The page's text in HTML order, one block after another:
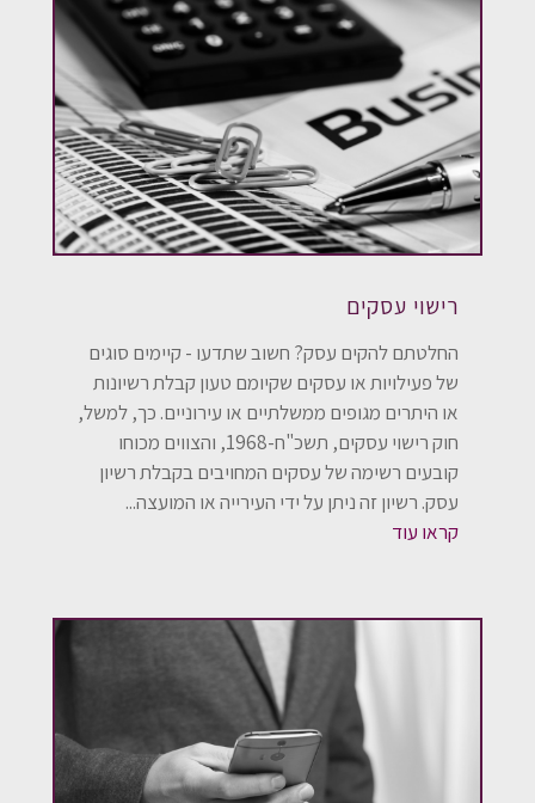
רישוי עסקים
החלטתם להקים עסק? חשוב שתדעו - קיימים סוגים
של פעילויות או עסקים שקיומם טעון קבלת רשיונות
או היתרים מגופים ממשלתיים או עירוניים. כך, למשל,
חוק רישוי עסקים, תשכ"ח-1968, והצווים מכוחו
קובעים רשימה של עסקים המחויבים בקבלת רשיון
עסק. רשיון זה ניתן על ידי העירייה או המועצה...
קראו עוד